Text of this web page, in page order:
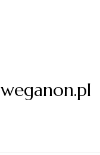
weganon.pl